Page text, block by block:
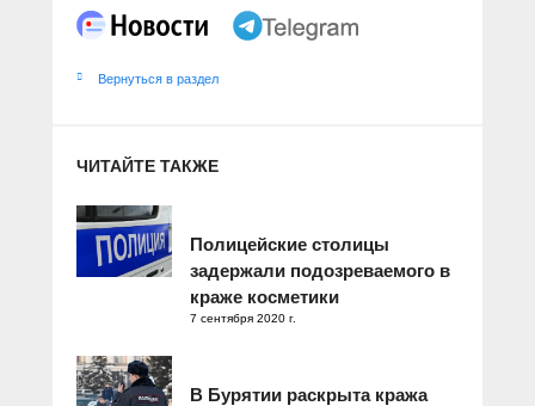
Вернуться в раздел
ЧИТАЙТЕ ТАКЖЕ
Полицейские столицы
задержали подозреваемого в
краже косметики
7 сентября 2020 г.
В Бурятии раскрыта кража